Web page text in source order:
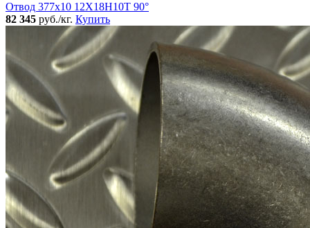
Отвод 377х10 12Х18Н10Т 90°
82 345 руб./кг. Купить